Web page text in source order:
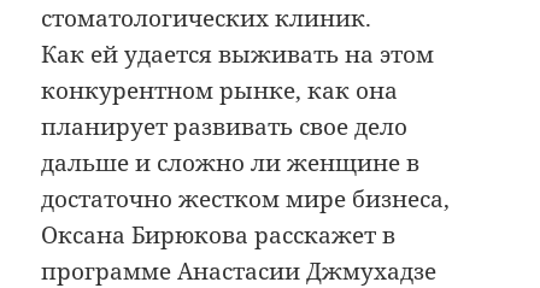
стоматологических клиник.
Как ей удается выживать на этом
конкурентном рынке, как она
планирует развивать свое дело
дальше и сложно ли женщине в
достаточно жестком мире бизнеса,
Оксана Бирюкова расскажет в
программе Анастасии Джмухадзе